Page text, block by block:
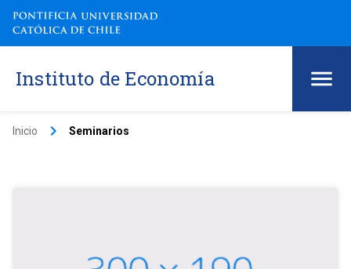
Instituto de Economía
Inicio keyboard_arrow_right Seminarios